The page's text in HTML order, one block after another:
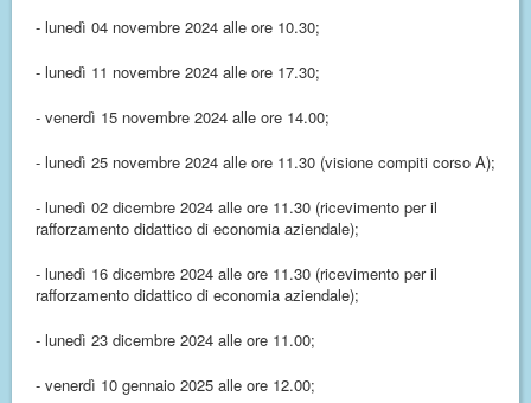
- lunedì 04 novembre 2024 alle ore 10.30;
- lunedì 11 novembre 2024 alle ore 17.30;
- venerdì 15 novembre 2024 alle ore 14.00;
- lunedì 25 novembre 2024 alle ore 11.30 (visione compiti corso A);
- lunedì 02 dicembre 2024 alle ore 11.30 (ricevimento per il
rafforzamento didattico di economia aziendale);
- lunedì 16 dicembre 2024 alle ore 11.30 (ricevimento per il
rafforzamento didattico di economia aziendale);
- lunedì 23 dicembre 2024 alle ore 11.00;
- venerdì 10 gennaio 2025 alle ore 12.00;